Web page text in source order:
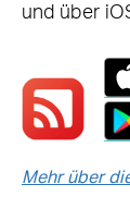
und über
Mehr über